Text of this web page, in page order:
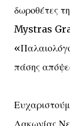
δωροθέτες
Mystras
πάσης
Λακωνίας